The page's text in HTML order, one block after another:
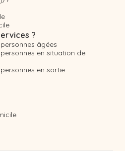
?
âgées
en situation de
en sortie